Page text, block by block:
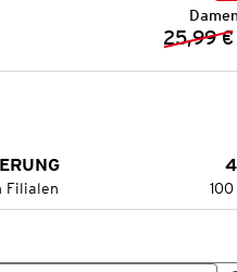
Preis: 25,99 €
Filialen